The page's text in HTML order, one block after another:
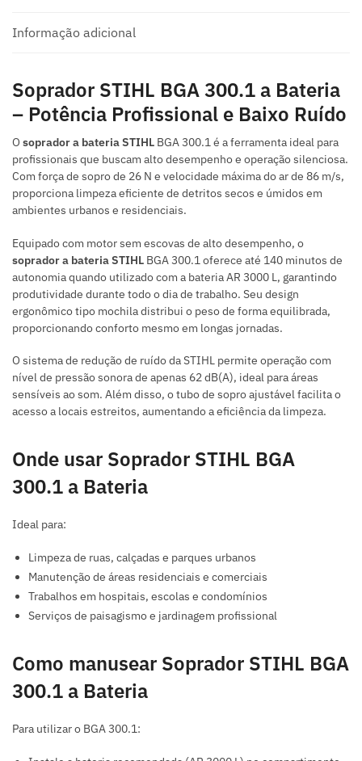
Informação adicional
Soprador STIHL BGA 300.1 a Bateria
– Potência Profissional e Baixo Ruído
O soprador a bateria STIHL BGA 300.1 é a ferramenta ideal para
profissionais que buscam alto desempenho e operação silenciosa.
Com força de sopro de 26 N e velocidade máxima do ar de 86 m/s,
proporciona limpeza eficiente de detritos secos e úmidos em
ambientes urbanos e residenciais.
Equipado com motor sem escovas de alto desempenho, o
soprador a bateria STIHL BGA 300.1 oferece até 140 minutos de
autonomia quando utilizado com a bateria AR 3000 L, garantindo
produtividade durante todo o dia de trabalho. Seu design
ergonômico tipo mochila distribui o peso de forma equilibrada,
proporcionando conforto mesmo em longas jornadas.
O sistema de redução de ruído da STIHL permite operação com
nível de pressão sonora de apenas 62 dB(A), ideal para áreas
sensíveis ao som. Além disso, o tubo de sopro ajustável facilita o
acesso a locais estreitos, aumentando a eficiência da limpeza.
Onde usar Soprador STIHL BGA
300.1 a Bateria
Ideal para:
Limpeza de ruas, calçadas e parques urbanos
Manutenção de áreas residenciais e comerciais
Trabalhos em hospitais, escolas e condomínios
Serviços de paisagismo e jardinagem profissional
Como manusear Soprador STIHL BGA
300.1 a Bateria
Para utilizar o BGA 300.1: